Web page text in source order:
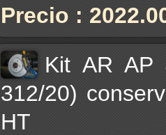
Precio :
Kit AR AP
312/20)
HT